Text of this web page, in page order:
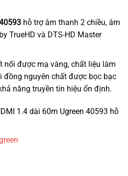
hỗ trợ âm thanh 2 chiều, âm
TrueHD và DTS-HD Master
nối được mạ vàng, chất liệu làm
đồng nguyên chất được bọc bạc
năng truyền tín hiệu ổn định.
1.4 dài 60m Ugreen 40593 hỗ